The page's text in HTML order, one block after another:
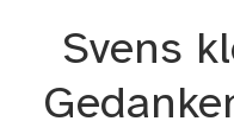
Svens